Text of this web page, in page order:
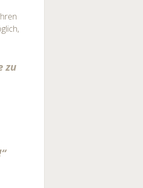
zu